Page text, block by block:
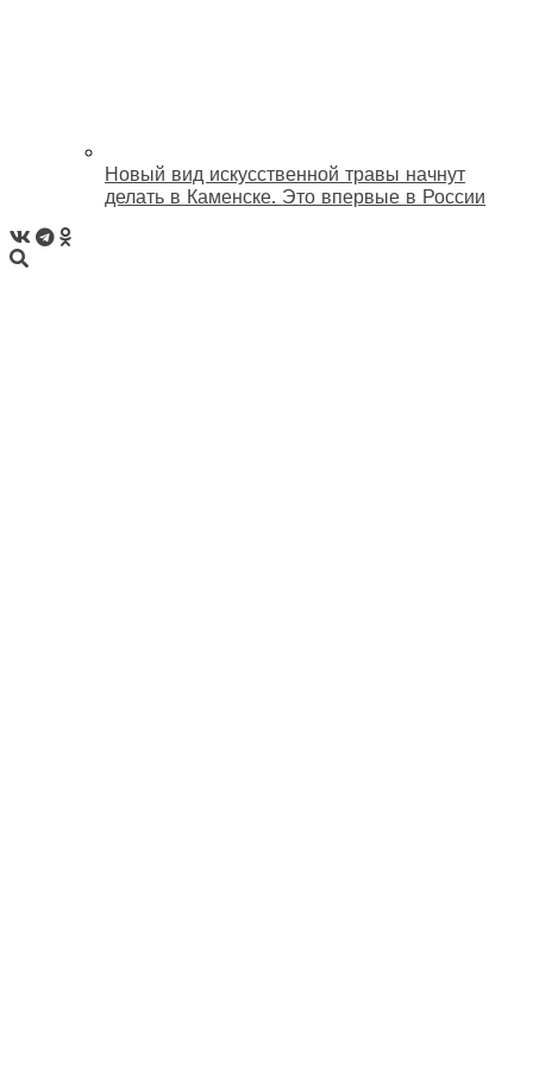
Новый вид искусственной травы начнут
делать в Каменске. Это впервые в России